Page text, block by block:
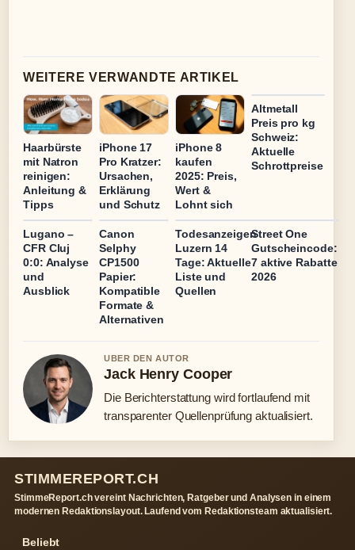
WEITERE VERWANDTE ARTIKEL
Haarbürste
mit Natron
reinigen:
Anleitung &
Tipps
iPhone 17
Pro Kratzer:
Ursachen,
Erklärung
und Schutz
iPhone 8
kaufen
2025: Preis,
Wert &
Lohnt sich
Altmetall
Preis pro kg
Schweiz:
Aktuelle
Schrottpreise
Lugano –
CFR Cluj
0:0: Analyse
und
Ausblick
Canon
Selphy
CP1500
Papier:
Kompatible
Formate &
Alternativen
Todesanzeigen
Luzern 14
Tage: Aktuelle
Liste und
Quellen
Street One
Gutscheincode:
7 aktive Rabatte
2026
UBER DEN AUTOR
Jack Henry Cooper
Die Berichterstattung wird fortlaufend mit
transparenter Quellenprüfung aktualisiert.
STIMMEREPORT.CH
StimmeReport.ch vereint Nachrichten, Ratgeber und Analysen in einem
modernen Redaktionslayout. Laufend vom Redaktionsteam aktualisiert.
Beliebt